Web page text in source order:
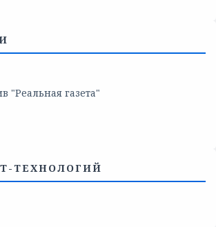
"Реальная газета"
ТЕХНОЛОГИЙ